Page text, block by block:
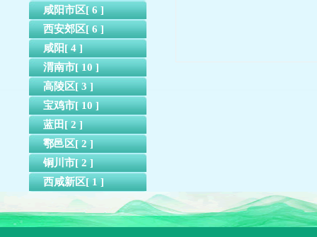
咸阳市区[ 6 ]
西安郊区[ 6 ]
咸阳[ 4 ]
渭南市[ 10 ]
高陵区[ 3 ]
宝鸡市[ 10 ]
蓝田[ 2 ]
鄠邑区[ 2 ]
铜川市[ 2 ]
西咸新区[ 1 ]